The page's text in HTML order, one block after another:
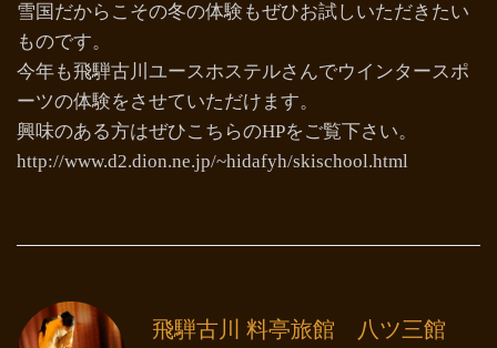
雪国だからこその冬の体験もぜひお試しいただきたい
ものです。
今年も飛騨古川ユースホステルさんでウインタースポ
ーツの体験をさせていただけます。
興味のある方はぜひこちらのHPをご覧下さい。
http://www.d2.dion.ne.jp/~hidafyh/skischool.html
飛騨古川 料亭旅館 八ツ三館